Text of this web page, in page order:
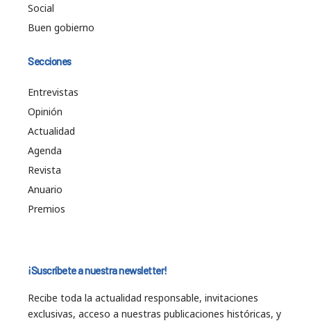
Social
Buen gobierno
Secciones
Entrevistas
Opinión
Actualidad
Agenda
Revista
Anuario
Premios
¡Suscríbete a nuestra newsletter!
Recibe toda la actualidad responsable, invitaciones
exclusivas, acceso a nuestras publicaciones históricas, y